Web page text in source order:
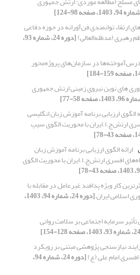
ارتقاء توانمندی فن‌آورانه در حوزه دفاعی
رهبری (مدظله‌العالی) [دوره 24، شماره 93،
درس‌آموخته‌ها در سازمان‌های پروژه‌محور
های نوین نیروی زمینی ارتش جمهوری
الگوی ارزیابی برنامه آموزش زبان انگلیسی
ارتش‌ج.ا.ایران با محوریت الگوی سیپ
ارائه الگوی ارزیابی برنامه آموزش زبان
افسری ارتش‌ج.ا.ایران با محوریت الگوی
کار ویژه‌ پدافند غیرعامل در مقابله با
اسلامی ایران [دوره 24، شماره 94، 1403،
سرمایه اجتماعی بر سلامت روانی
نیازسنجی پژوهشی مبتنی بر رویکرد
امام علی (ع)‏ [دوره 24، شماره 94،